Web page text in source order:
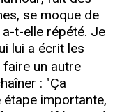
se moque de
t-elle répété. Je
lui a écrit les
un autre
: "Ça
importante,